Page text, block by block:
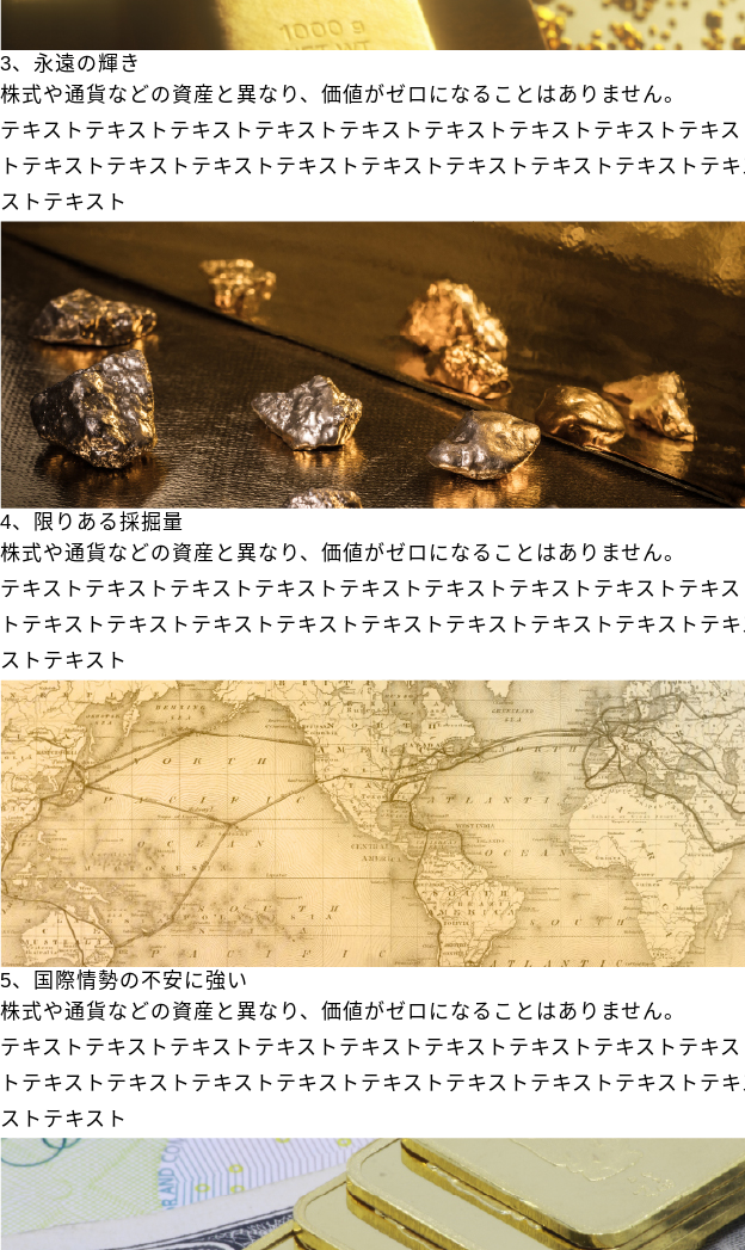
3、永遠の輝き
株式や通貨などの資産と異なり、価値がゼロになることはありません。
テキストテキストテキストテキストテキストテキストテキストテキストテキ
トテキストテキストテキストテキストテキストテキストテキストテキストテ
ストテキスト
4、限りある採掘量
株式や通貨などの資産と異なり、価値がゼロになることはありません。
テキストテキストテキストテキストテキストテキストテキストテキストテキ
トテキストテキストテキストテキストテキストテキストテキストテキストテ
ストテキスト
5、国際情勢の不安に強い
株式や通貨などの資産と異なり、価値がゼロになることはありません。
テキストテキストテキストテキストテキストテキストテキストテキストテキ
トテキストテキストテキストテキストテキストテキストテキストテキストテ
ストテキスト